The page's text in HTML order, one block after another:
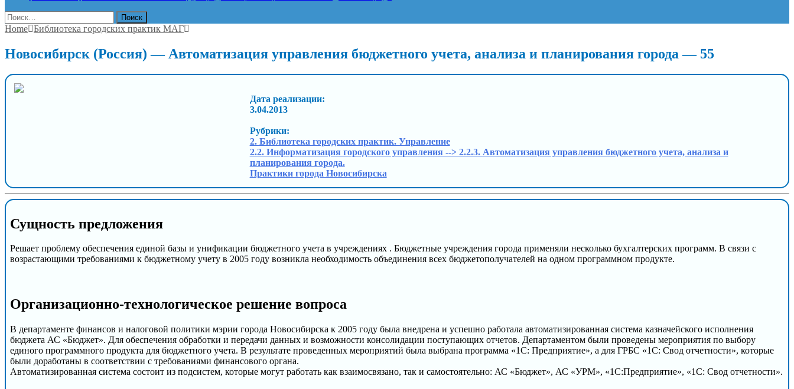
Найти:
Home Библиотека городских практик МАГ
Новосибирск (Россия) — Автоматизация управления бюджетного учета, анализа и планирования города — 55
Дата реализации:
3.04.2013
Рубрики:
2. Библиотека городских практик. Управление
2.2. Информатизация городского управления --> 2.2.3. Автоматизация управления бюджетного учета, анализа и
планирования города.
Практики города Новосибирска
Сущность предложения
Решает проблему обеспечения единой базы и унификации бюджетного учета в учреждениях . Бюджетные учреждения города применяли несколько бухгалтерских программ. В связи с
возрастающими требованиями к бюджетному учету в 2005 году возникла необходимость объединения всех бюджетополучателей на одном программном продукте.
Организационно-технологическое решение вопроса
В департаменте финансов и налоговой политики мэрии города Новосибирска к 2005 году была внедрена и успешно работала автоматизированная система казначейского исполнения
бюджета АС «Бюджет». Для обеспечения обработки и передачи данных и возможности консолидации поступающих отчетов. Департаментом были проведены мероприятия по выбору
единого программного продукта для бюджетного учета. В результате проведенных мероприятий была выбрана программа «1С: Предприятие», а для ГРБС «1С: Свод отчетности», которые
были доработаны в соответствии с требованиями финансового органа.
Автоматизированная система состоит из подсистем, которые могут работать как взаимосвязано, так и самостоятельно: АС «Бюджет», АС «УРМ», «1С:Предприятие», «1С: Свод отчетности».